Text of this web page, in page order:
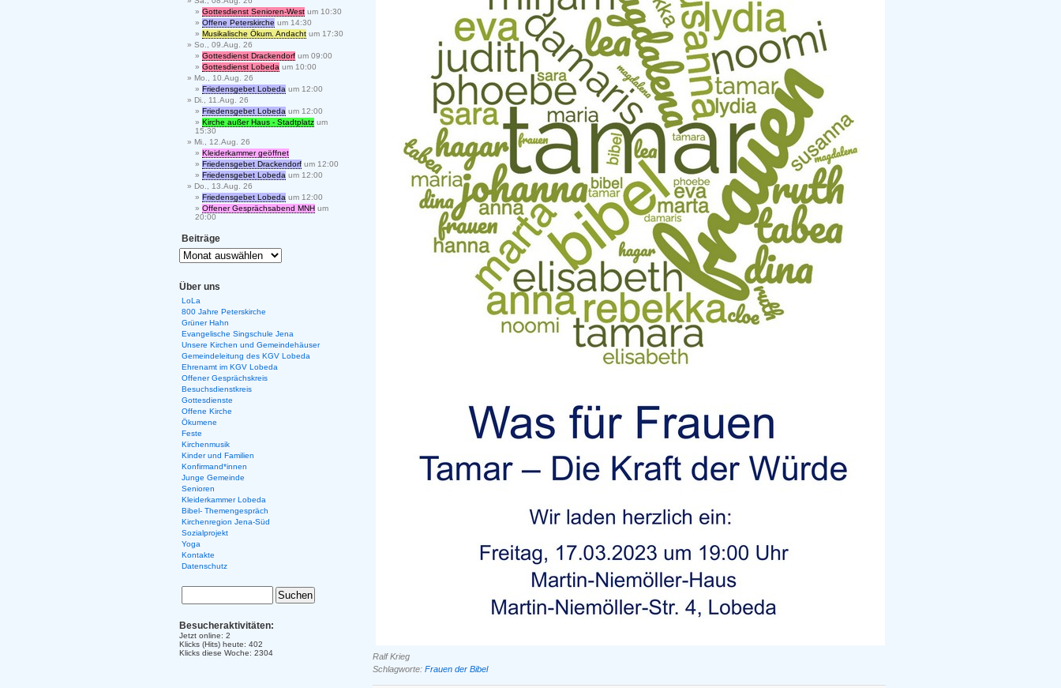
Ralf Krieg
Schlagworte: Frauen der Bibel
Gottesdienst Senioren-West um 10:30
Offene Peterskirche um 14:30
Musikalische Ökum. Andacht um 17:30
So., 09.Aug. 26
Gottesdienst Drackendorf um 09:00
Gottesdienst Lobeda um 10:00
Mo., 10.Aug. 26
Friedensgebet Lobeda um 12:00
Di., 11.Aug. 26
Friedensgebet Lobeda um 12:00
Kirche außer Haus - Stadtplatz um
15:30
Mi., 12.Aug. 26
Kleiderkammer geöffnet
Friedensgebet Drackendorf um 12:00
Friedensgebet Lobeda um 12:00
Do., 13.Aug. 26
Friedensgebet Lobeda um 12:00
Offener Gesprächsabend MNH um
20:00
Beiträge
Über uns
LoLa
800 Jahre Peterskirche
Grüner Hahn
Evangelische Singschule Jena
Unsere Kirchen und Gemeindehäuser
Gemeindeleitung des KGV Lobeda
Ehrenamt im KGV Lobeda
Offener Gesprächskreis
Besuchsdienstkreis
Gottesdienste
Offene Kirche
Ökumene
Feste
Kirchenmusik
Kinder und Familien
Konfirmand*innen
Junge Gemeinde
Senioren
Kleiderkammer Lobeda
Bibel- Themengespräch
Kirchenregion Jena-Süd
Sozialprojekt
Yoga
Kontakte
Datenschutz
Besucheraktivitäten:
Jetzt online: 2
Klicks (Hits) heute: 402
Klicks diese Woche: 2304